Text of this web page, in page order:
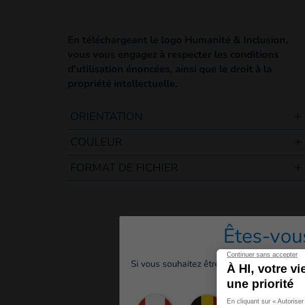
En téléchargeant le logo Humanité & Inclusion,
vous vous engagez à respecter les conditions
d'utilisation énoncées, ainsi que le droit à la
propriété intellectuelle.
ORIENTATION
COULEUR
FORMAT DE FICHIER
Êtes-
Si vous souhaitez être redirigé vers un